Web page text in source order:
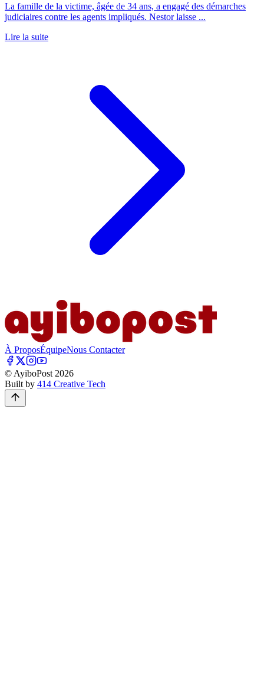
La famille de la victime, âgée de 34 ans, a engagé des démarches
judiciaires contre les agents impliqués. Nestor laisse ...
Lire la suite
À ProposÉquipeNous Contacter
© AyiboPost 2026
Built by 414 Creative Tech